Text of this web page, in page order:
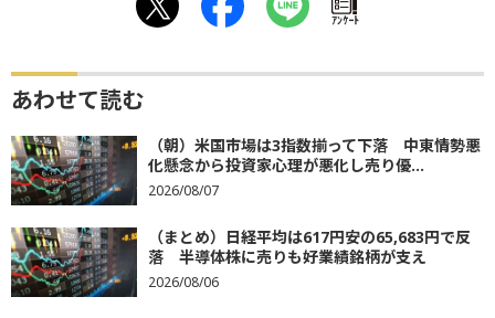
ｱﾝｹｰﾄ
あわせて読む
（朝）米国市場は3指数揃って下落 中東情勢悪
化懸念から投資家心理が悪化し売り優...
2026/08/07
（まとめ）日経平均は617円安の65,683円で反
落 半導体株に売りも好業績銘柄が支え
2026/08/06